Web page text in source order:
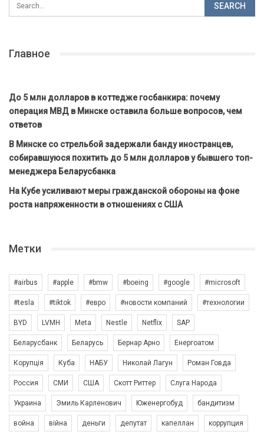
Главное
До 5 млн долларов в коттедже госбанкира: почему
операция МВД в Минске оставила больше вопросов, чем
ответов
В Минске со стрельбой задержали банду иностранцев,
собиравшуюся похитить до 5 млн долларов у бывшего топ-
менеджера Беларусбанка
На Кубе усиливают меры гражданской обороны на фоне
роста напряженности в отношениях с США
Метки
#airbus #apple #bmw #boeing #google #microsoft
#tesla #tiktok #евро #новости компаний #технологии
BYD LVMH Meta Nestle Netflix SAP
Беларусбанк Беларусь Бернар Арно Енергоатом
Корупція Куба НАБУ Николай Лагун Роман Говда
Россия СМИ США Скотт Риттер Слуга Народа
Украина Эмиль Карленович Юженергобуд бандитизм
война війна деньги депутат капеллан коррупция